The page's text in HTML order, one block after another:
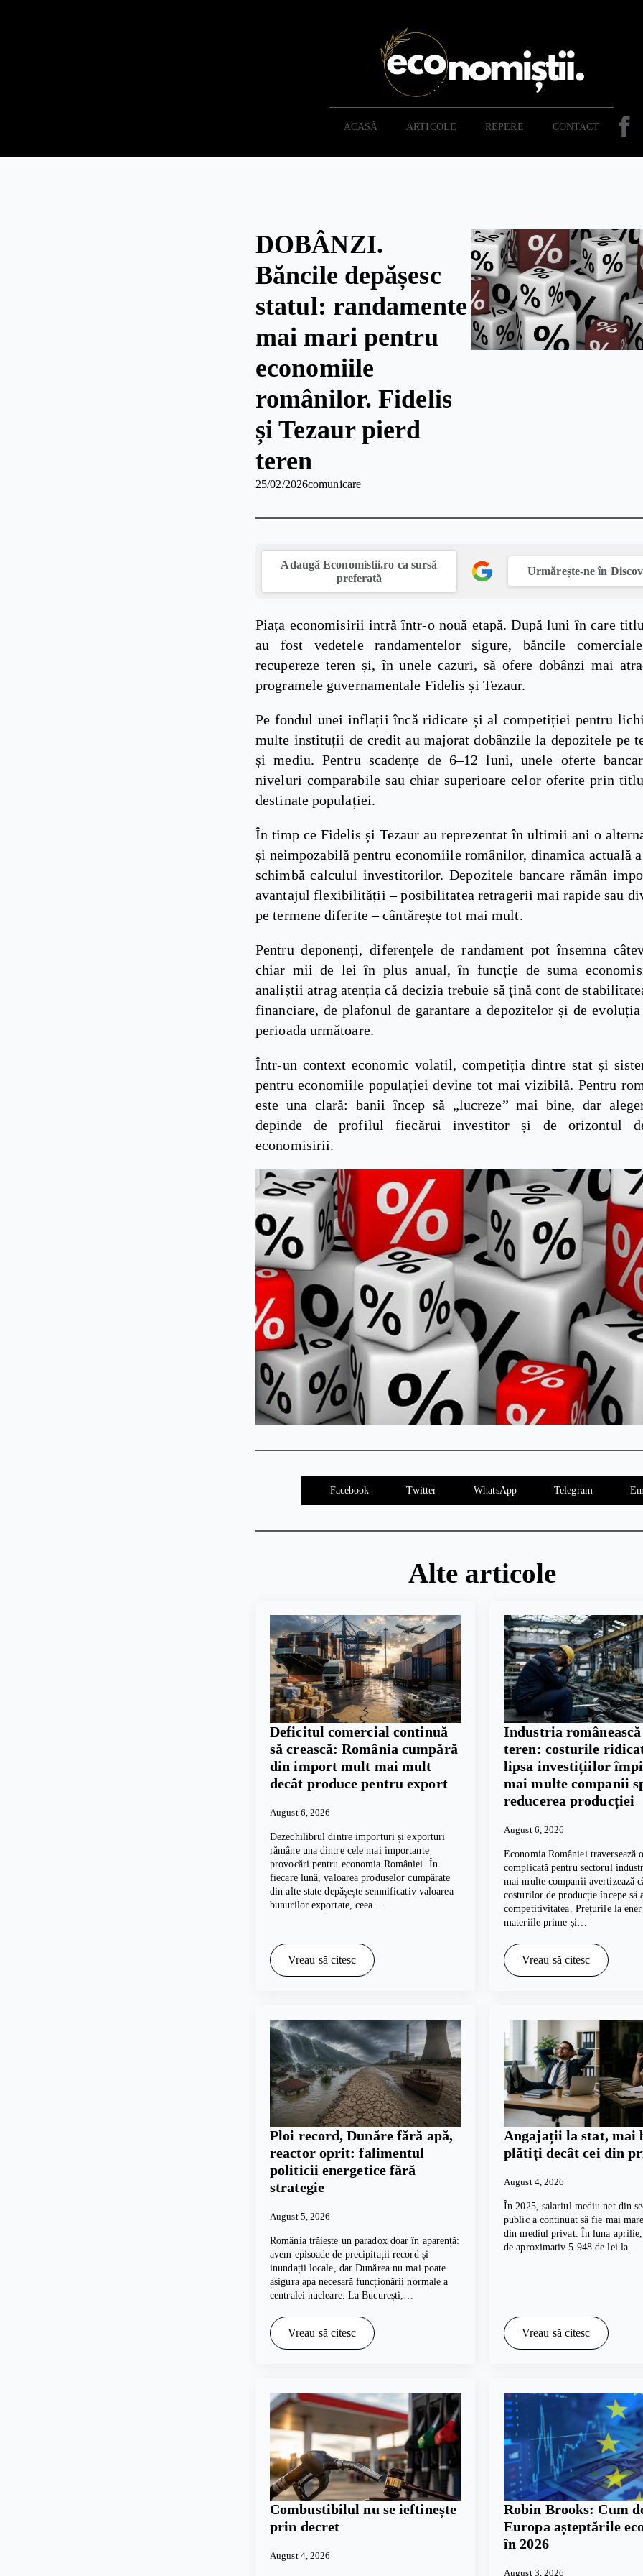
ACASĂ ARTICOLE REPERE CONTACT
DOBÂNZI.
Băncile depășesc
statul: randamente
mai mari pentru
economiile
românilor. Fidelis
și Tezaur pierd
teren
25/02/2026comunicare
Adaugă Economistii.ro ca sursă
preferată
Urmărește-ne în
Piața economisirii intră într-o nouă etapă. După luni în care
au fost vedetele randamentelor sigure, băncile
recupereze teren și, în unele cazuri, să ofere dobânzi mai
programele guvernamentale Fidelis și Tezaur.
Pe fondul unei inflații încă ridicate și al competiției pentru
multe instituții de credit au majorat dobânzile la depozitele pe
și mediu. Pentru scadențe de 6–12 luni, unele oferte
niveluri comparabile sau chiar superioare celor oferite prin
destinate populației.
În timp ce Fidelis și Tezaur au reprezentat în ultimii ani o
și neimpozabilă pentru economiile românilor, dinamica actuală
schimbă calculul investitorilor. Depozitele bancare rămân
avantajul flexibilității – posibilitatea retragerii mai rapide sau
pe termene diferite – cântărește tot mai mult.
Pentru deponenți, diferențele de randament pot însemna
chiar mii de lei în plus anual, în funcție de suma
analiștii atrag atenția că decizia trebuie să țină cont de
financiare, de plafonul de garantare a depozitelor și de
perioada următoare.
Într-un context economic volatil, competiția dintre stat și
pentru economiile populației devine tot mai vizibilă. Pentru
este una clară: banii încep să „lucreze” mai bine, dar
depinde de profilul fiecărui investitor și de orizontul
economisirii.
Facebook Twitter WhatsApp Telegram
Alte articole
Deficitul comercial continuă
să crească: România cumpără
din import mult mai mult
decât produce pentru export
August 6, 2026
Dezechilibrul dintre importuri și exporturi
rămâne una dintre cele mai importante
provocări pentru economia României. În
fiecare lună, valoarea produselor cumpărate
din alte state depășește semnificativ valoarea
bunurilor exportate, ceea…
Vreau să citesc
Industria
teren: costurile
lipsa investițiilor
mai multe companii
reducerea producției
August 6, 2026
Economia României traversează
complicată pentru sectorul
mai multe companii avertizează
costurilor de producție începe să
competitivitatea. Prețurile la
materiile prime și…
Vreau să citesc
Ploi record, Dunăre fără apă,
reactor oprit: falimentul
politicii energetice fără
strategie
August 5, 2026
România trăiește un paradox doar în aparență:
avem episoade de precipitații record și
inundații locale, dar Dunărea nu mai poate
asigura apa necesară funcționării normale a
centralei nucleare. La București,…
Vreau să citesc
Angajații la stat, mai
plătiți decât cei din
August 4, 2026
În 2025, salariul mediu net din
public a continuat să fie mai
din mediul privat. În luna aprilie,
de aproximativ 5.948 de lei la…
Vreau să citesc
Combustibilul nu se ieftinește
prin decret
August 4, 2026
Robin Brooks: Cum
Europa așteptările
în 2026
August 3, 2026